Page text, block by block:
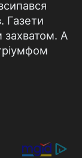
Газети
захватом. А